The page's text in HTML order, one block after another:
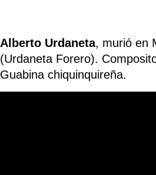
Alberto Urdaneta, murió en
(Urdaneta Forero).
Guabina chiquinquireña.